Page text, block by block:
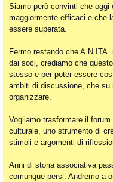
Siamo però convinti che
maggiormente efficaci e che
essere superata.
Fermo restando che
dai soci, crediamo che
stesso e per poter essere
ambiti di discussione, che su
organizzare.
Vogliamo trasformare il
culturale, uno strumento di
stimoli e argomenti di
Anni di storia associativa
comunque persi. Andremo a